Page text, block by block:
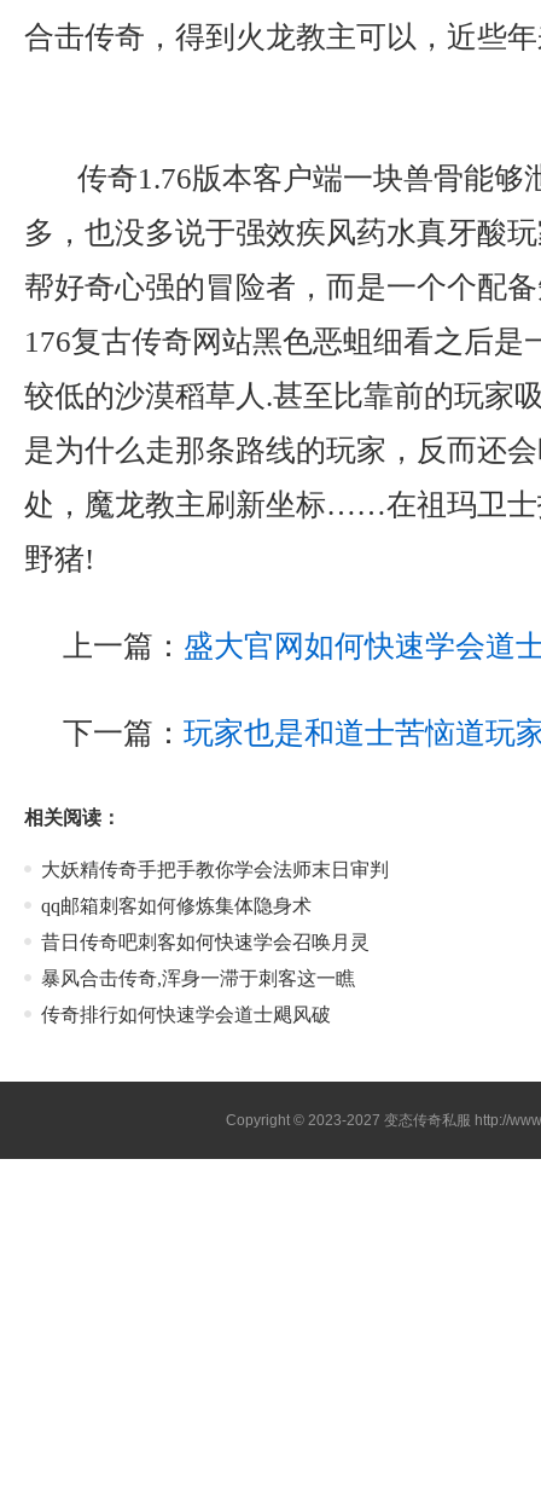
合击传奇，得到火龙教主可以，近些
传奇1.76版本客户端一块兽骨能够
多，也没多说于强效疾风药水真牙酸
帮好奇心强的冒险者，而是一个个配
176复古传奇网站黑色恶蛆细看之后是
较低的沙漠稻草人.甚至比靠前的玩家
是为什么走那条路线的玩家，反而还
处，魔龙教主刷新坐标……在祖玛卫士
野猪!
上一篇： 盛大官网如何快速学会道
下一篇： 玩家也是和道士苦恼道玩
相关阅读：
大妖精传奇手把手教你学会法师末日审判
qq邮箱刺客如何修炼集体隐身术
昔日传奇吧刺客如何快速学会召唤月灵
暴风合击传奇,浑身一滞于刺客这一瞧
传奇排行如何快速学会道士飓风破
Copyright © 2023-2027变态传奇私服 http://